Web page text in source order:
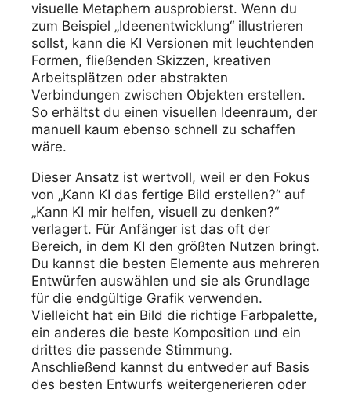
visuelle Metaphern ausprobierst. Wenn du
zum Beispiel „Ideenentwicklung“ illustrieren
sollst, kann die KI Versionen mit leuchtenden
Formen, fließenden Skizzen, kreativen
Arbeitsplätzen oder abstrakten
Verbindungen zwischen Objekten erstellen.
So erhältst du einen visuellen Ideenraum, der
manuell kaum ebenso schnell zu schaffen
wäre.
Dieser Ansatz ist wertvoll, weil er den Fokus
von „Kann KI das fertige Bild erstellen?“ auf
„Kann KI mir helfen, visuell zu denken?“
verlagert. Für Anfänger ist das oft der
Bereich, in dem KI den größten Nutzen bringt.
Du kannst die besten Elemente aus mehreren
Entwürfen auswählen und sie als Grundlage
für die endgültige Grafik verwenden.
Vielleicht hat ein Bild die richtige Farbpalette,
ein anderes die beste Komposition und ein
drittes die passende Stimmung.
Anschließend kannst du entweder auf Basis
des besten Entwurfs weitergenerieren oder